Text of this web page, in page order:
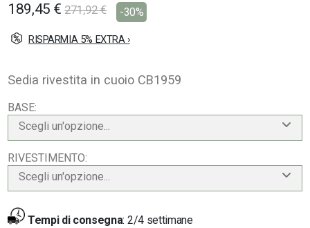
189,45 € 271,92 € -30%
RISPARMIA 5% EXTRA ›
Sedia rivestita in cuoio CB1959
BASE
Scegli un'opzione...
RIVESTIMENTO
Scegli un'opzione...
Tempi di consegna: 2/4 settimane